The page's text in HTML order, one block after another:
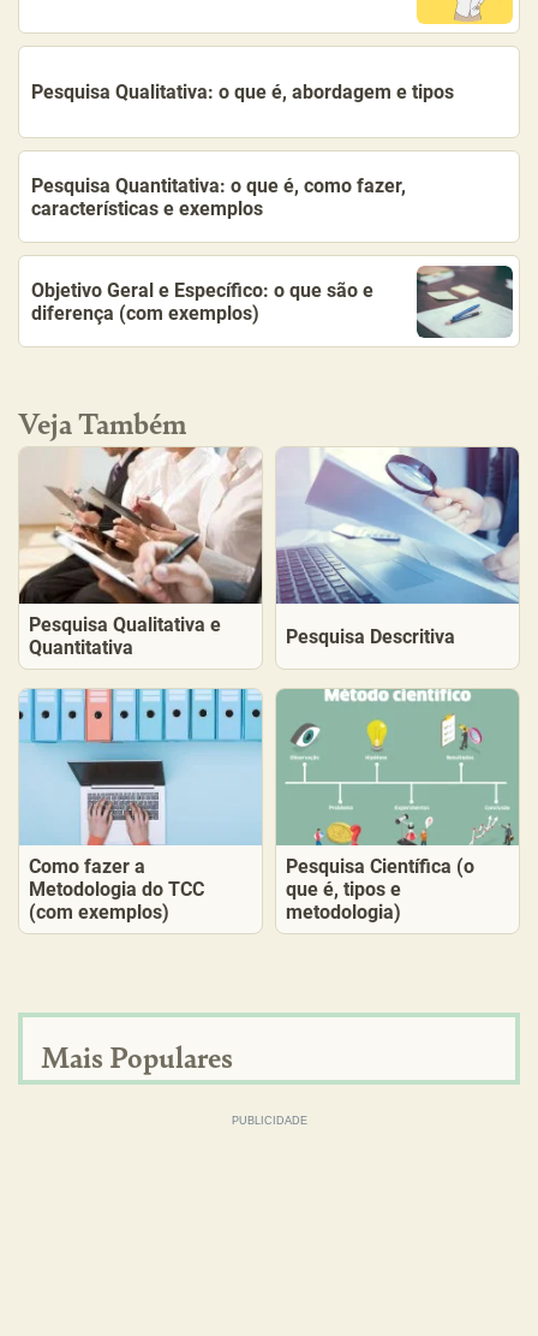
Pesquisa Qualitativa: o que é, abordagem e tipos
Pesquisa Quantitativa: o que é, como fazer,
características e exemplos
Objetivo Geral e Específico: o que são e
diferença (com exemplos)
Veja Também
Pesquisa Qualitativa e
Quantitativa
Pesquisa Descritiva
Como fazer a
Metodologia do TCC
(com exemplos)
Pesquisa Científica (o
que é, tipos e
metodologia)
Mais Populares